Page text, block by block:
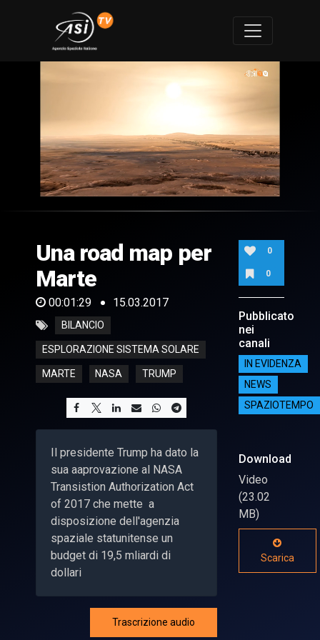
of
29
seconds
Una road map per
Marte
00:01:29 15.03.2017
BILANCIO
ESPLORAZIONE SISTEMA SOLARE
MARTE NASA TRUMP
Il presidente Trump ha dato la
sua aaprovazione al NASA
Transistion Authorization Act
of 2017 che mette a
disposizione dell'agenzia
spaziale statunitense un
budget di 19,5 mliardi di
dollari
Trascrizione audio
0
0
Pubblicato
nei
canali
IN EVIDENZA
NEWS
SPAZIOTEMPO
Download
Video
(23.02
MB)
Scarica